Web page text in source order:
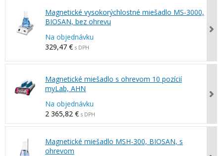
Magnetické vysokorýchlostné miešadlo MS-3000,
BIOSAN, bez ohrevu
Na objednávku
329,47 € s DPH
Magnetické miešadlo s ohrevom 10 pozícií
myLab, AHN
Na objednávku
2 365,82 € s DPH
Magnetické miešadlo MSH-300, BIOSAN, s
ohrevom